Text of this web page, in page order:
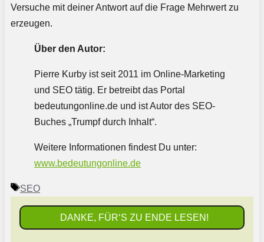
Versuche mit deiner Antwort auf die Frage Mehrwert zu
erzeugen.
Über den Autor:
Pierre Kurby ist seit 2011 im Online-Marketing
und SEO tätig. Er betreibt das Portal
bedeutungonline.de und ist Autor des SEO-
Buches „Trumpf durch Inhalt“.
Weitere Informationen findest Du unter:
www.bedeutungonline.de
Schlagwörter
SEO
DANKE, FÜR‘S ZU ENDE LESEN!